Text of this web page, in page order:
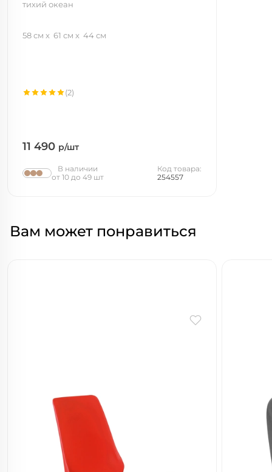
тихий океан
58 см 61 см 44 см
11 490 р/шт
(2)
В наличии
от 10 до 49 шт
Код товара:
254557
Вам может понравиться